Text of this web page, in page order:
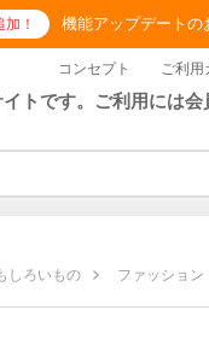
！ 機能アップデートの
コンセプト ご利用
トです。ご利用には会
しろいもの ファッション